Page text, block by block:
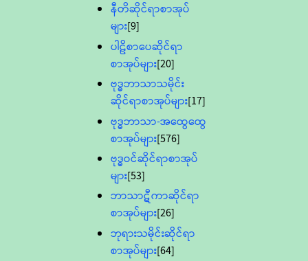
နီတိဆိုင်ရာစာအုပ်
များ[9]
ပါဠိစာပေဆိုင်ရာ
စာအုပ်များ[20]
ဗုဒ္ဓဘာသာသမိုင်း
ဆိုင်ရာစာအုပ်များ[17]
ဗုဒ္ဓဘာသာ-အထွေထွေ
စာအုပ်များ[576]
ဗုဒ္ဓဝင်ဆိုင်ရာစာအုပ်
များ[53]
ဘာသာဋီကာဆိုင်ရာ
စာအုပ်များ[26]
ဘုရားသမိုင်းဆိုင်ရာ
စာအုပ်များ[64]